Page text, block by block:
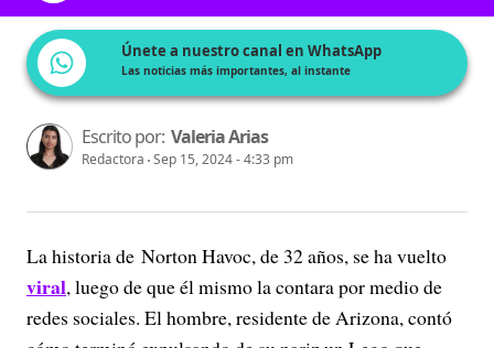
Únete a nuestro canal en WhatsApp
Las noticias más importantes, al instante
Escrito por: Valeria Arias
Redactora Sep 15, 2024 - 4:33 pm
La historia de Norton Havoc, de 32 años, se ha vuelto
viral, luego de que él mismo la contara por medio de
redes sociales. El hombre, residente de Arizona, contó